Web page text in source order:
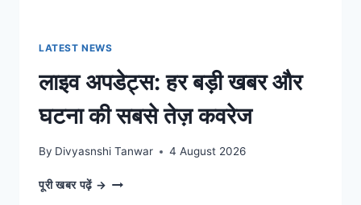
खबरें
LATEST NEWS
लाइव अपडेट्स: हर बड़ी खबर और
घटना की सबसे तेज़ कवरेज
By Divyasnshi Tanwar 4 August 2026
पूरी खबर पढ़ें → लाइव